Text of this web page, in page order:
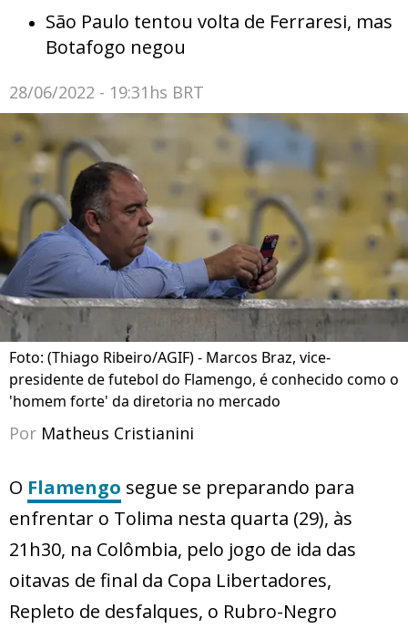
São Paulo tentou volta de Ferraresi, mas
Botafogo negou
28/06/2022 - 19:31hs BRT
Foto: (Thiago Ribeiro/AGIF) - Marcos Braz, vice-
presidente de futebol do Flamengo, é conhecido como o
'homem forte' da diretoria no mercado
Por Matheus Cristianini
O Flamengo segue se preparando para
enfrentar o Tolima nesta quarta (29), às
21h30, na Colômbia, pelo jogo de ida das
oitavas de final da Copa Libertadores,
Repleto de desfalques, o Rubro-Negro